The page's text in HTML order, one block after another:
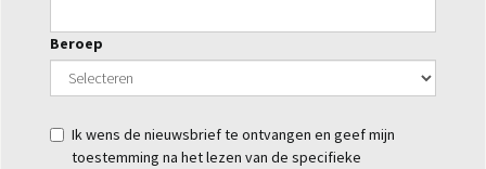
Beroep
Ik wens de nieuwsbrief te ontvangen en geef mijn
toestemming na het lezen van de specifieke